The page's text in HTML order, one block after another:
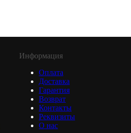
Информация
Оплата
Доставка
Гарантия
Возврат
Контакты
Реквизиты
О нас